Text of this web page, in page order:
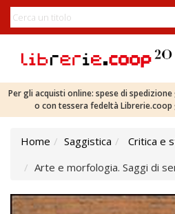
Per gli acquisti online: spese di
o con tessera fedeltà
Home Saggistica
Critica e
Arte e morfologia. Saggi di